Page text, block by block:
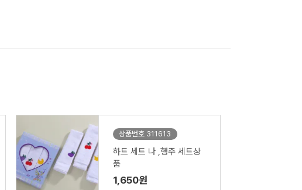
상품번호 311613
하트 세트 나 ,행주 세트상
품
1,650원